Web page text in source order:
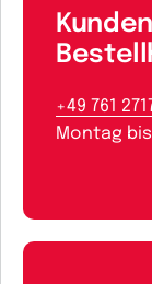
+49 761
Montag bis